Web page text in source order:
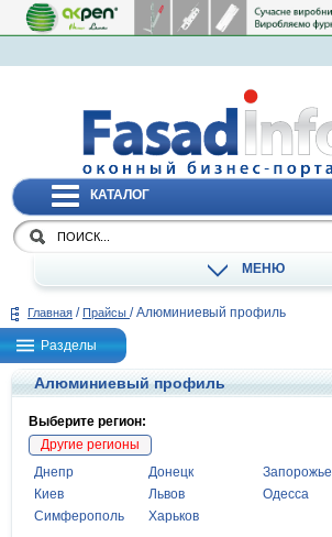
КАТАЛОГ
МЕНЮ
Главная / Прайсы / Алюминиевый профиль
Разделы
Алюминиевый профиль
Выберите регион:
Другие регионы
Днепр
Донецк
Запорожье
Киев
Львов
Одесса
Симферополь
Харьков